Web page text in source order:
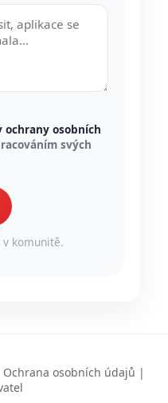
ochrany osobních
svých
v komunitě.
Ochrana osobních údajů |